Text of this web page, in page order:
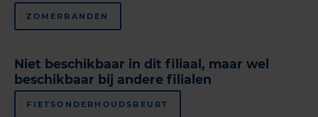
ZOMERBANDEN
Niet beschikbaar in dit filiaal, maar wel
beschikbaar bij andere filialen
FIETSONDERHOUDSBEURT